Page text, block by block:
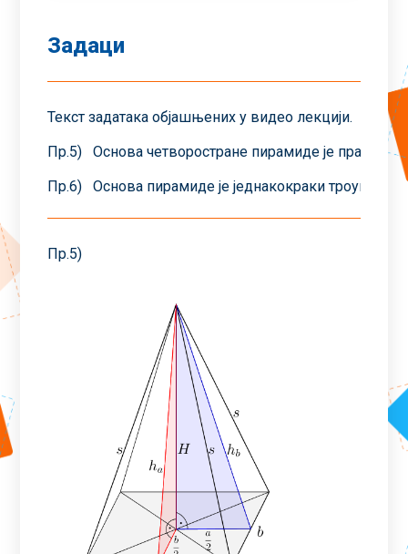
Задаци
Текст задатака објашњених у видео лекцији.
Пр.5) Основа четворостране пирамиде је
Пр.6) Основа пирамиде је једнакокраки троугао
Пр.5)